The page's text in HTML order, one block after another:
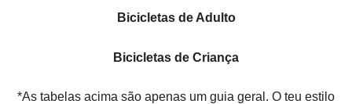
Bicicletas de Adulto
Bicicletas de Criança
*As tabelas acima são apenas um guia geral. O teu estilo